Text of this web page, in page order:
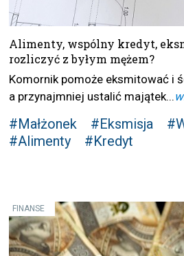
Alimenty, wspólny kredyt,
rozliczyć z byłym mężem?
Komornik pomoże eksmitować i
a przynajmniej ustalić majątek...
#Małżonek #Eksmisja
#Alimenty
#Kredyt
FINANSE